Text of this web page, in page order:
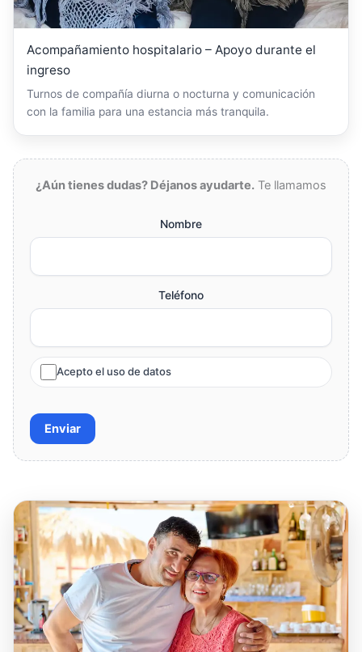
Acompañamiento hospitalario – Apoyo durante el
ingreso
Turnos de compañía diurna o nocturna y comunicación
con la familia para una estancia más tranquila.
¿Aún tienes dudas? Déjanos ayudarte. Te llamamos
Nombre
Teléfono
Acepto el uso de datos
Enviar